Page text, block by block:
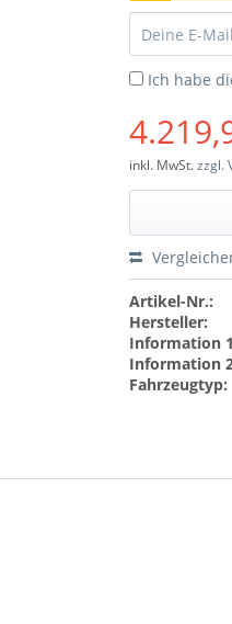
Ich habe
inkl. MwSt.zzgl.
Artikel-Nr.:
Hersteller:
Information
Information
Fahrzeugtyp: